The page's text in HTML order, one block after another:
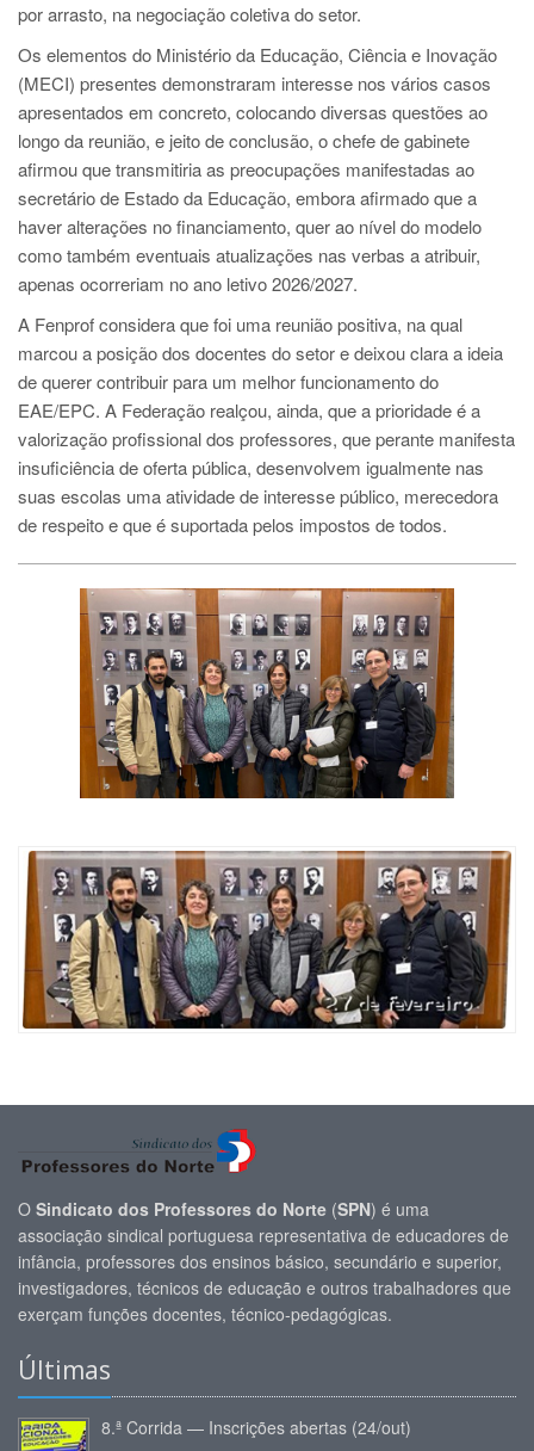
por arrasto, na negociação coletiva do setor.
Os elementos do Ministério da Educação, Ciência e Inovação
(MECI) presentes demonstraram interesse nos vários casos
apresentados em concreto, colocando diversas questões ao
longo da reunião, e jeito de conclusão, o chefe de gabinete
afirmou que transmitiria as preocupações manifestadas ao
secretário de Estado da Educação, embora afirmado que a
haver alterações no financiamento, quer ao nível do modelo
como também eventuais atualizações nas verbas a atribuir,
apenas ocorreriam no ano letivo 2026/2027.
A Fenprof considera que foi uma reunião positiva, na qual
marcou a posição dos docentes do setor e deixou clara a ideia
de querer contribuir para um melhor funcionamento do
EAE/EPC. A Federação realçou, ainda, que a prioridade é a
valorização profissional dos professores, que perante manifesta
insuficiência de oferta pública, desenvolvem igualmente nas
suas escolas uma atividade de interesse público, merecedora
de respeito e que é suportada pelos impostos de todos.
O Sindicato dos Professores do Norte (SPN) é uma
associação sindical portuguesa representativa de educadores de
infância, professores dos ensinos básico, secundário e superior,
investigadores, técnicos de educação e outros trabalhadores que
exerçam funções docentes, técnico-pedagógicas.
Últimas
8.ª Corrida — Inscrições abertas (24/out)